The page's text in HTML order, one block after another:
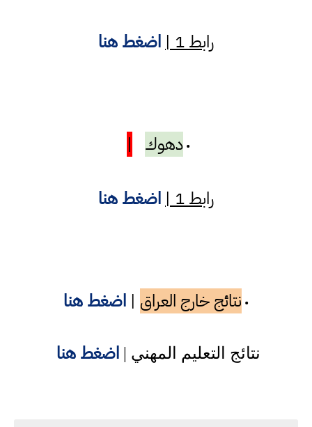
رابط 1 | اضغط هنا
•دهوك |
رابط 1 | اضغط هنا
• نتائج خارج العراق | اضغط هنا
نتائج التعليم المهني | اضغط هنا